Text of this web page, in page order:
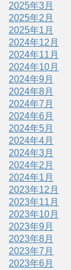
2025年3月
2025年2月
2025年1月
2024年12月
2024年11月
2024年10月
2024年9月
2024年8月
2024年7月
2024年6月
2024年5月
2024年4月
2024年3月
2024年2月
2024年1月
2023年12月
2023年11月
2023年10月
2023年9月
2023年8月
2023年7月
2023年6月